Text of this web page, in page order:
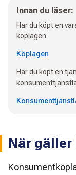
Innan du läser:
Har du köpt en
köplagen.
Köplagen
Har du köpt en
När